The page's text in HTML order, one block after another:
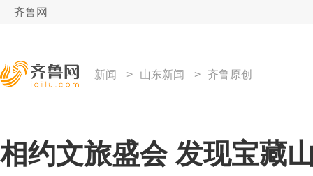
齐鲁网
新闻 > 山东新闻 > 齐鲁原创
相约文旅盛会 发现宝藏